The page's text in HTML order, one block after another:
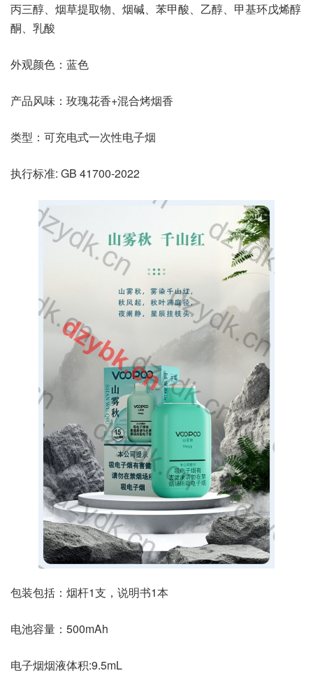
丙三醇、烟草提取物、烟碱、苯甲酸、乙醇、甲基环戊烯醇
酮、乳酸
外观颜色：蓝色
产品风味：玫瑰花香+混合烤烟香
类型：可充电式一次性电子烟
执行标准: GB 41700-2022
包装包括：烟杆1支，说明书1本
电池容量：500mAh
电子烟烟液体积:9.5mL